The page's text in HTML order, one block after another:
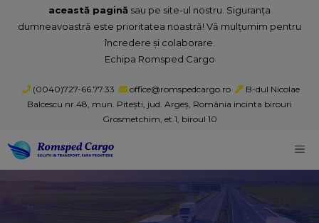
această pagină sau pe site-ul nostru. Siguranța
dumneavoastră este prioritatea noastră! Vă mulțumim pentru
încredere și colaborare.
Echipa Romsped Cargo
(0040)727-66.77.33 office@romspedcargo.ro
B-dul Nicolae
Balcescu nr.48, mun. Piteşti, jud. Argeş, România incinta birouri
Grosmetchim, et.1, biroul 10